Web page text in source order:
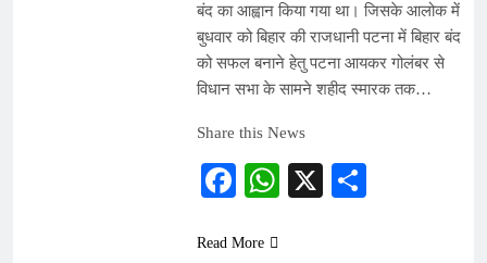
बंद का आह्वान किया गया था। जिसके आलोक में
बुधवार को बिहार की राजधानी पटना में बिहार बंद
को सफल बनाने हेतु पटना आयकर गोलंबर से
विधान सभा के सामने शहीद स्मारक तक…
Share this News
Facebook
WhatsApp
X
Read More